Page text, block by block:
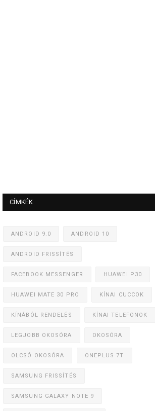
CÍMKÉK
ANDROID 9.0 ANDROID 10
ANDROID FRISSÍTÉS
FACEBOOK MESSENGER HUAWEI P30
HUAWEI MATE 30 PRO KÍNAI CUCCOK
KÍNÁBÓL RENDELÉS KÍNAI TELEFONOK
LEGJOBB OKOSÓRA OKOSÓRA
OLCSÓ OKOSÓRA ONEPLUS 7T
SAMSUNG FRISSÍTÉS
SAMSUNG GALAXY NOTE 9